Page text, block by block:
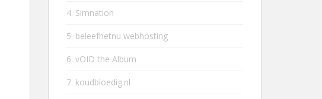
4. Simnation
5. beleefhetnu webhosting
6. vOID the Album
7. koudbloedig.nl